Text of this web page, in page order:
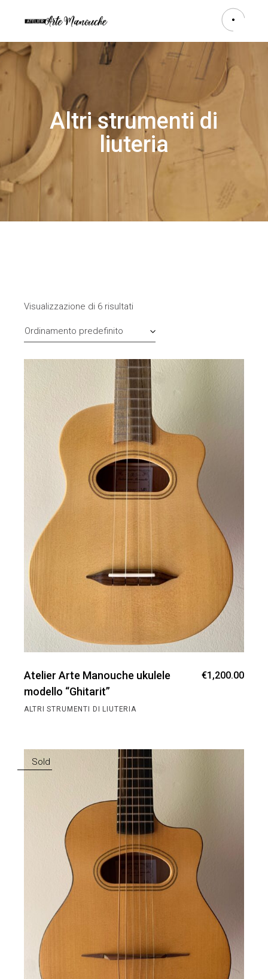
Altri strumenti di
liuteria
Visualizzazione di 6 risultati
Ordinamento predefinito
Atelier Arte Manouche ukulele
modello “Ghitarit”
€1,200.00
ALTRI STRUMENTI DI LIUTERIA
Sold